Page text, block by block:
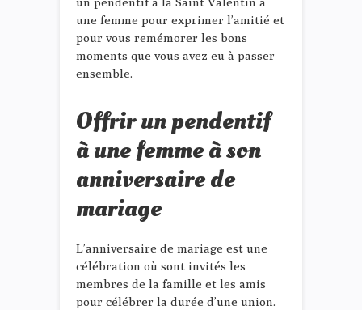
une femme pour exprimer l’amitié et
pour vous remémorer les bons
moments que vous avez eu à passer
ensemble.
Offrir un pendentif
à une femme à son
anniversaire de
mariage
L’anniversaire de mariage est une
célébration où sont invités les
membres de la famille et les amis
pour célébrer la durée d’une union.